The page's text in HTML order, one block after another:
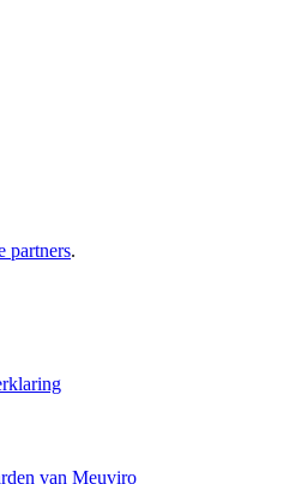
partners.
van Meuviro